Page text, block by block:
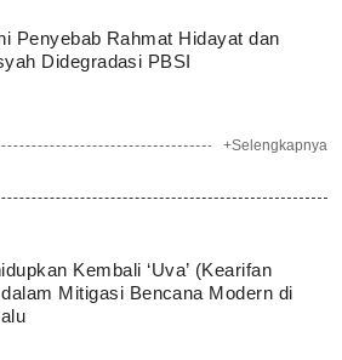
Penyebab Rahmat Hidayat dan
Didegradasi PBSI
+Selengkapnya
Kembali ‘Uva’ (Kearifan
Mitigasi Bencana Modern di